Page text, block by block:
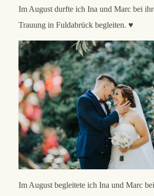
Im August durfte ich Ina und Marc bei
Trauung in Fuldabrück begleiten. ♥
Im August begleitete ich Ina und Marc
Blog
Kontakt